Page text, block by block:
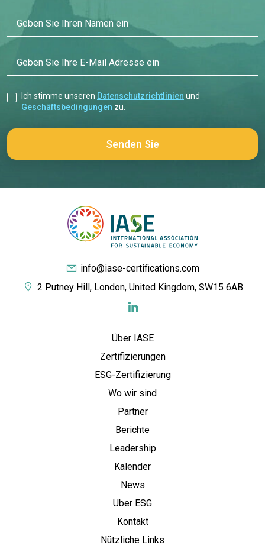
Geben Sie Ihren Namen ein
Geben Sie Ihre E-Mail Adresse ein
Ich stimme unseren Datenschutzrichtlinien und
Geschäftsbedingungen zu.
info@iase-certifications.com
2 Putney Hill, London, United Kingdom, SW15 6AB
Über IASE
Zertifizierungen
ESG-Zertifizierung
Wo wir sind
Partner
Berichte
Leadership
Kalender
News
Über ESG
Kontakt
Nützliche Links